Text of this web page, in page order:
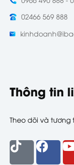
02466 569 888
Thông tin
Theo dõi và